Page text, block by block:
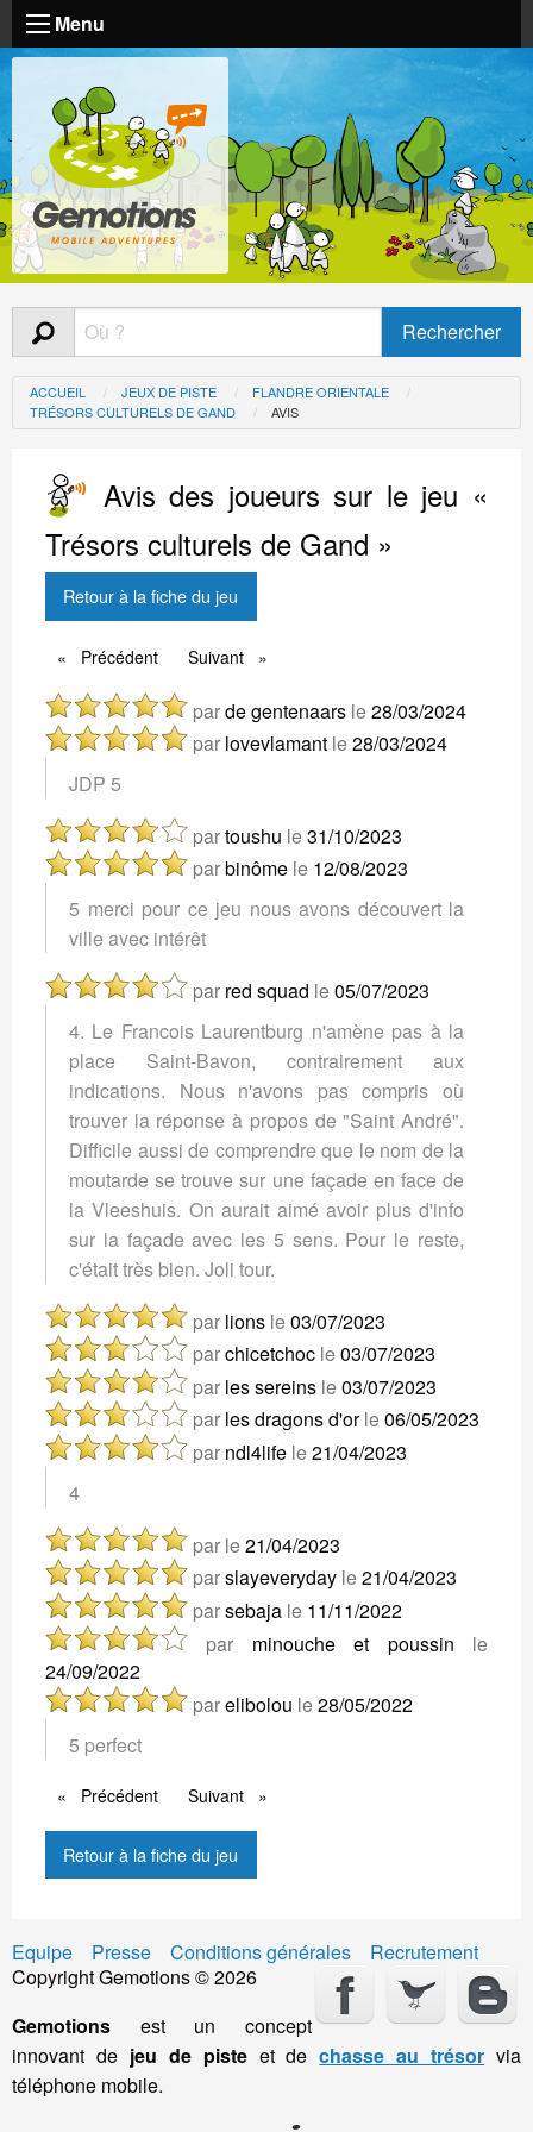
Menu
ACCUEIL JEUX DE PISTE
FLANDRE ORIENTALE
TRÉSORS CULTURELS DE GAND
AVIS
Avis des joueurs sur le jeu «
Trésors culturels de Gand »
Retour à la fiche du jeu
Précédent Précédent
Suivant Suivant
parde gentenaars le28/03/2024
par lovevlamant le28/03/2024
JDP 5
partoushu le31/10/2023
parbinôme le 12/08/2023
5 merci pour ce jeu nous avons découvert la
ville avec intérêt
par red squad le05/07/2023
4. Le Francois Laurentburg n'amène pas à la
place Saint-Bavon, contrairement aux
indications. Nous n'avons pas compris où
trouver la réponse à propos de "Saint André".
Difficile aussi de comprendre que le nom de la
moutarde se trouve sur une façade en face de
la Vleeshuis. On aurait aimé avoir plus d'info
sur la façade avec les 5 sens. Pour le reste,
c'était très bien. Joli tour.
par lions le03/07/2023
parchicetchoc le03/07/2023
par les sereins le03/07/2023
par les dragons d'orle06/05/2023
par ndl4life le21/04/2023
4
par le21/04/2023
parslayeveryday le21/04/2023
parsebaja le 11/11/2022
par minouche et poussin le
24/09/2022
parelibolou le28/05/2022
5 perfect
Précédent Précédent
Suivant Suivant
Retour à la fiche du jeu
Equipe Presse Conditions générales
Recrutement
Copyright Gemotions © 2026
Gemotions est un concept
innovant de jeu de pisteet dechasse au trésor via
téléphone mobile.